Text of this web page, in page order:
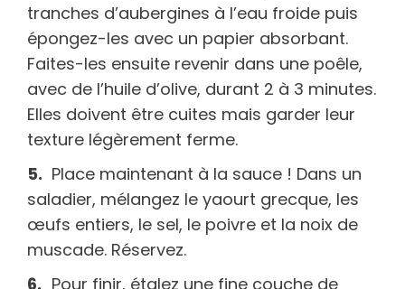
tranches d’aubergines à l’eau froide puis
épongez-les avec un papier absorbant.
Faites-les ensuite revenir dans une poêle,
avec de l’huile d’olive, durant 2 à 3 minutes.
Elles doivent être cuites mais garder leur
texture légèrement ferme.
Place maintenant à la sauce ! Dans un
saladier, mélangez le yaourt grecque, les
œufs entiers, le sel, le poivre et la noix de
muscade. Réservez.
Pour finir, étalez une fine couche de